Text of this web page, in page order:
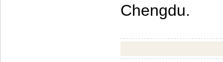
Chengdu.